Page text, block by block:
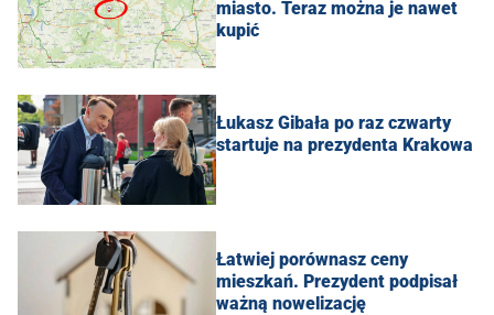
miasto. Teraz można je nawet
kupić
Łukasz Gibała po raz czwarty
startuje na prezydenta Krakowa
Łatwiej porównasz ceny
mieszkań. Prezydent podpisał
ważną nowelizację